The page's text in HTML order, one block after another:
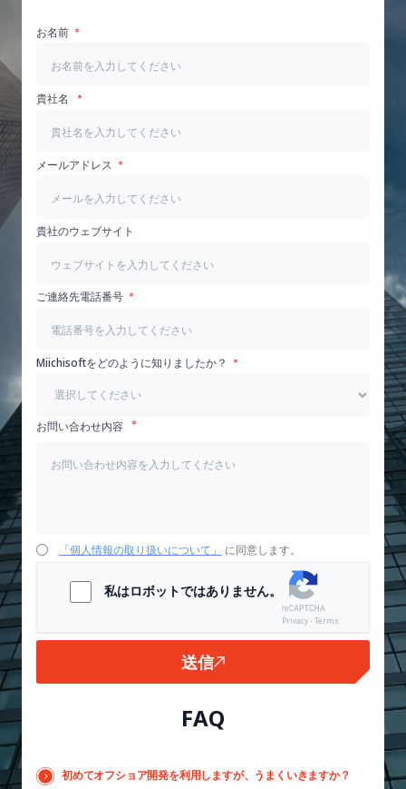
お名前
貴社名
メールアドレス
貴社のウェブサイト
ご連絡先電話番号
Miichisoftをどのように知りましたか？
お問い合わせ内容
「個人情報の取り扱いについて」 に同意します。
私はロボットではありません。
Privacy - Terms
送信
FAQ
初めてオフショア開発を利用しますが、うまくいきますか？